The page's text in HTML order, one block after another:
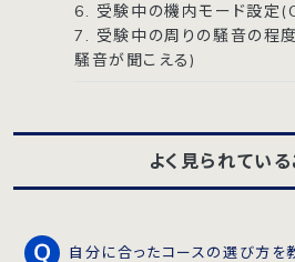
6. 受験中の機内モード設定
7. 受験中の周りの騒音の程
騒音が聞こえる)
よく見られてい
自分に合ったコースの選び方を